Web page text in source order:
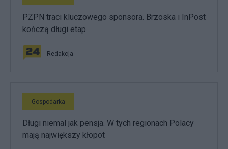
PZPN traci kluczowego sponsora. Brzoska i InPost
kończą długi etap
Redakcja
Gospodarka
Długi niemal jak pensja. W tych regionach Polacy
mają największy kłopot